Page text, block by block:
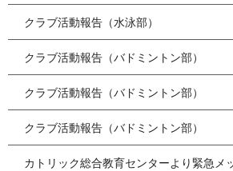
クラブ活動報告（水泳部）
クラブ活動報告（バドミントン部）
クラブ活動報告（バドミントン部）
クラブ活動報告（バドミントン部）
カトリック総合教育センターより緊急メ